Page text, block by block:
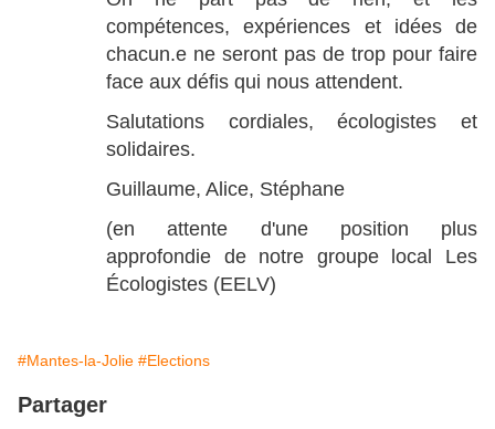
compétences, expériences et idées de
chacun.e ne seront pas de trop pour faire
face aux défis qui nous attendent.
Salutations cordiales, écologistes et
solidaires.
Guillaume, Alice, Stéphane
(en attente d'une position plus
approfondie de notre groupe local Les
Écologistes (EELV)
#Mantes-la-Jolie #Elections
Partager